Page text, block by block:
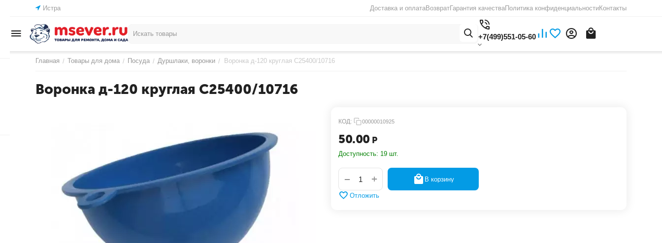
Истра Доставка и оплатаВозвратГарантия качестваПолитика конфиденциальностиКонтакты
+7(499)551-05-60
Главная / Товары для дома / Посуда / Дуршлаки, воронки / Воронка д-120 круглая С25400/10716
Воронка д-120 круглая С25400/10716
КОД: 00000010925
50.00 Р
Доступность: 19 шт.
+
− В корзину
Отложить